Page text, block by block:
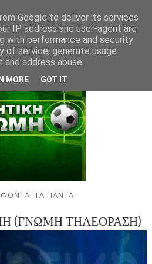
ΤΑ ΠΑΝΤΑ
(ΓΝΩΜΗ ΤΗΛΕΟΡΑΣΗ)
Google to deliver its services
IP address and user-agent are
with performance and security
of service, generate usage
address abuse.
MORE GOT IT